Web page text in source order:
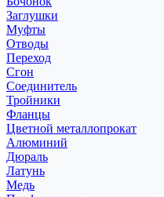
Заглушки
Муфты
Отводы
Переход
Сгон
Соединитель
Тройники
Фланцы
Цветной металлопрокат
Алюминий
Дюраль
Латунь
Медь